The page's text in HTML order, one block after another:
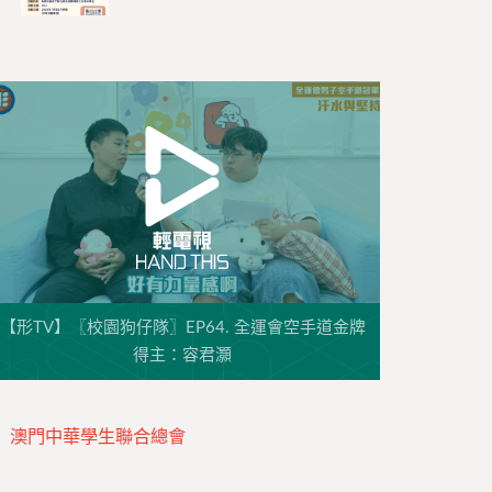
【形TV】〖校園狗仔隊〗EP64. 全運會空手道金牌
得主：容君灝
澳門中華學生聯合總會